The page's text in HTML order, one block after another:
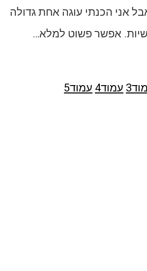
ס"מ אבל אני הכנתי עוגה אחת גדולה
אפשר פשוט למלא…
3 עמוד4 עמוד5